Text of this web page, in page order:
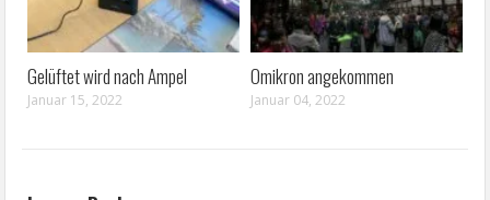
Gelüftet wird nach Ampel
Januar 15, 2022
Omikron angekommen
Januar 04, 2022